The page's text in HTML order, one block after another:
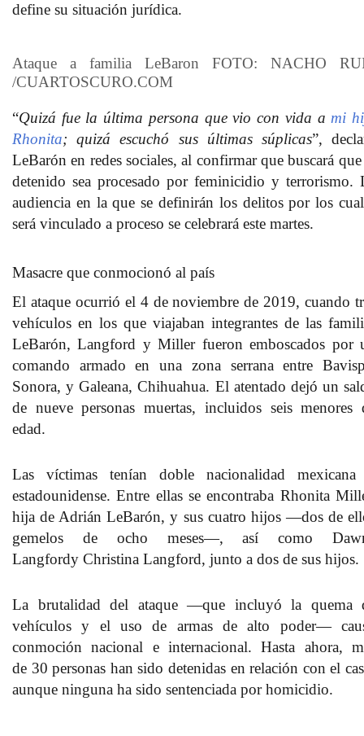
define su situación jurídica.
Ataque a familia LeBaron FOTO: NACHO
/CUARTOSCURO.COM
“Quizá fue la última persona que vio con vida a mi
Rhonita; quizá escuchó sus últimas súplicas”,
LeBarón en redes sociales, al confirmar que buscará
detenido sea procesado por feminicidio y terrorismo.
audiencia en la que se definirán los delitos por los
será vinculado a proceso se celebrará este martes.
Masacre que conmocionó al país
El ataque ocurrió el 4 de noviembre de 2019, cuando
vehículos en los que viajaban integrantes de las
LeBarón, Langford y Miller fueron emboscados por
comando armado en una zona serrana entre
Sonora, y Galeana, Chihuahua. El atentado dejó un
de nueve personas muertas, incluidos seis menores
edad.
Las víctimas tenían doble nacionalidad
estadounidense. Entre ellas se encontraba Rhonita
hija de Adrián LeBarón, y sus cuatro hijos —dos de
gemelos de ocho meses—, así como
Langfordy Christina Langford, junto a dos de sus hijos.
La brutalidad del ataque —que incluyó la quema
vehículos y el uso de armas de alto poder—
conmoción nacional e internacional. Hasta ahora,
de 30 personas han sido detenidas en relación con el
aunque ninguna ha sido sentenciada por homicidio.